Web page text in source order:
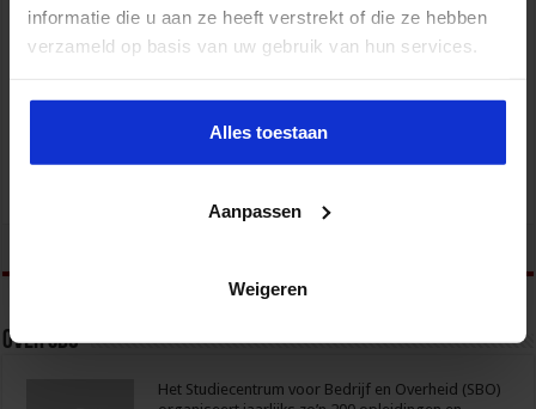
informatie die u aan ze heeft verstrekt of die ze hebben
verzameld op basis van uw gebruik van hun services.
Alles toestaan
Aanpassen
Weigeren
Opleiding Data-analyse in finance
FINANCIEEL
Over sbo
Het Studiecentrum voor Bedrijf en Overheid (SBO)